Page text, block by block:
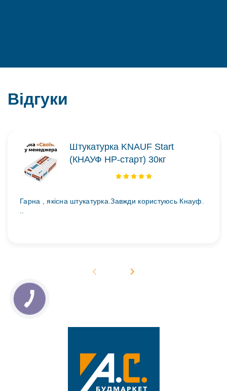
Відгуки
Штукатурка KNAUF Start
(КНАУФ НР-старт) 30кг
Гарна , якісна штукатурка.Завжди користуюсь Кнауф.
..